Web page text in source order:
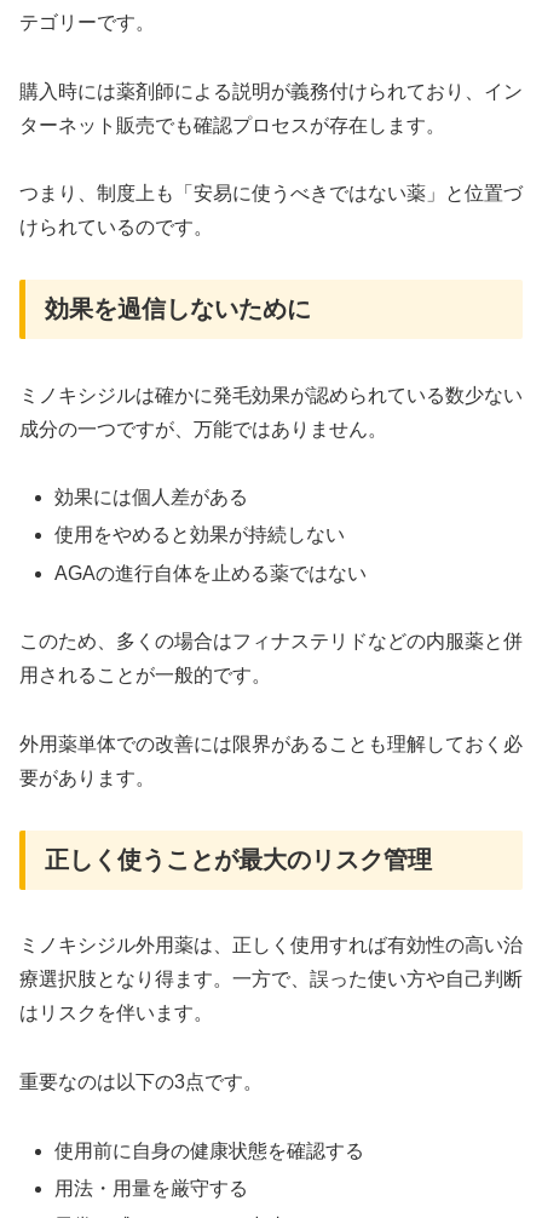
テゴリーです。
購入時には薬剤師による説明が義務付けられており、イン
ターネット販売でも確認プロセスが存在します。
つまり、制度上も「安易に使うべきではない薬」と位置づ
けられているのです。
効果を過信しないために
ミノキシジルは確かに発毛効果が認められている数少ない
成分の一つですが、万能ではありません。
効果には個人差がある
使用をやめると効果が持続しない
AGAの進行自体を止める薬ではない
このため、多くの場合はフィナステリドなどの内服薬と併
用されることが一般的です。
外用薬単体での改善には限界があることも理解しておく必
要があります。
正しく使うことが最大のリスク管理
ミノキシジル外用薬は、正しく使用すれば有効性の高い治
療選択肢となり得ます。一方で、誤った使い方や自己判断
はリスクを伴います。
重要なのは以下の3点です。
使用前に自身の健康状態を確認する
用法・用量を厳守する